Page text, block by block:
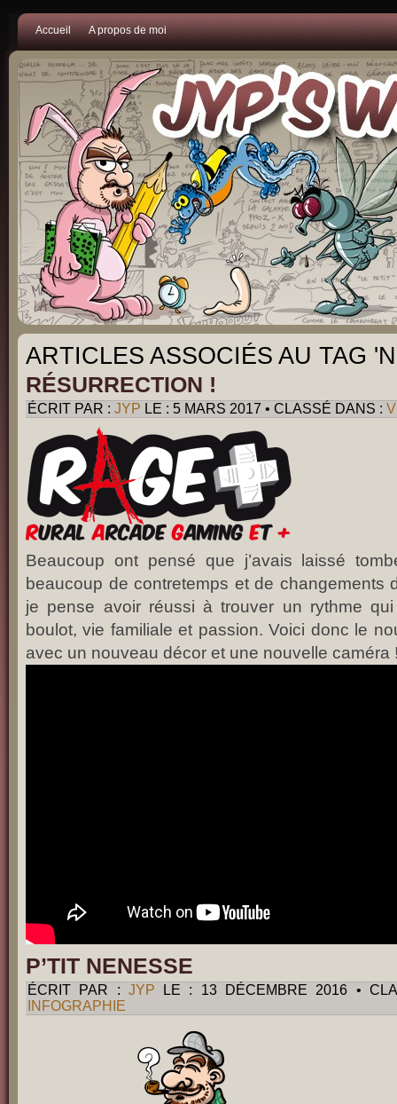
Accueil A propos de moi
ARTICLES ASSOCIÉS AU TAG
RÉSURRECTION !
ÉCRIT PAR : JYP LE : 5 MARS 2017 • CLASSÉ DANS :
Beaucoup ont pensé que j’avais laissé
beaucoup de contretemps et de changements
je pense avoir réussi à trouver un rythme
boulot, vie familiale et passion. Voici donc le
avec un nouveau décor et une nouvelle caméra
P’TIT NENESSE
ÉCRIT PAR : JYP LE : 13 DÉCEMBRE 2016 •
INFOGRAPHIE